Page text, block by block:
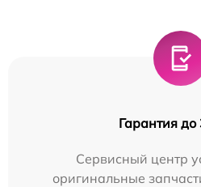
Гарантия до
Сервисный центр
оригинальные